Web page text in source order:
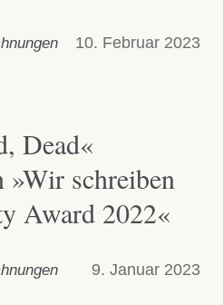
10. Februar 2023
Dead«
schreiben
Award 2022«
9. Januar 2023